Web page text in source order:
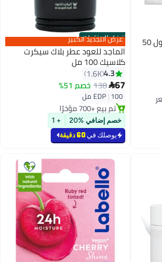
أفالون فارما أفوجين 5٪ محلول 50 أفضل المنتجات
عرض التجديد الكبير
الماجد للعود عطر بلاك سيكرت
كلاسيك 100 مل
4.3
1.6K
67
138 خصم 51%
EDP|100 مل
#3 في عطر
أقل سعر في 30 يوم
بتخلّص بسرعة
تم بيع +700 مؤخرًا
#3 في عطر
خصم إضافي %20 + 1
يوصلك في60 دقيقة